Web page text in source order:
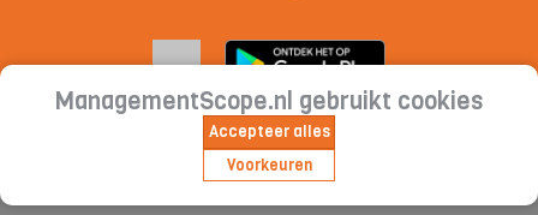
Cookieverklaring | Privacyverklaring |
Abonnementsvoorwaarden
ManagementScope.nl gebruikt cookies
Accepteer alles
Voorkeuren